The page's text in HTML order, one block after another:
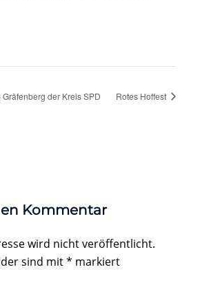
der Kreis SPD Rotes Hoffest
Kommentar
wird nicht veröffentlicht.
sind mit* markiert